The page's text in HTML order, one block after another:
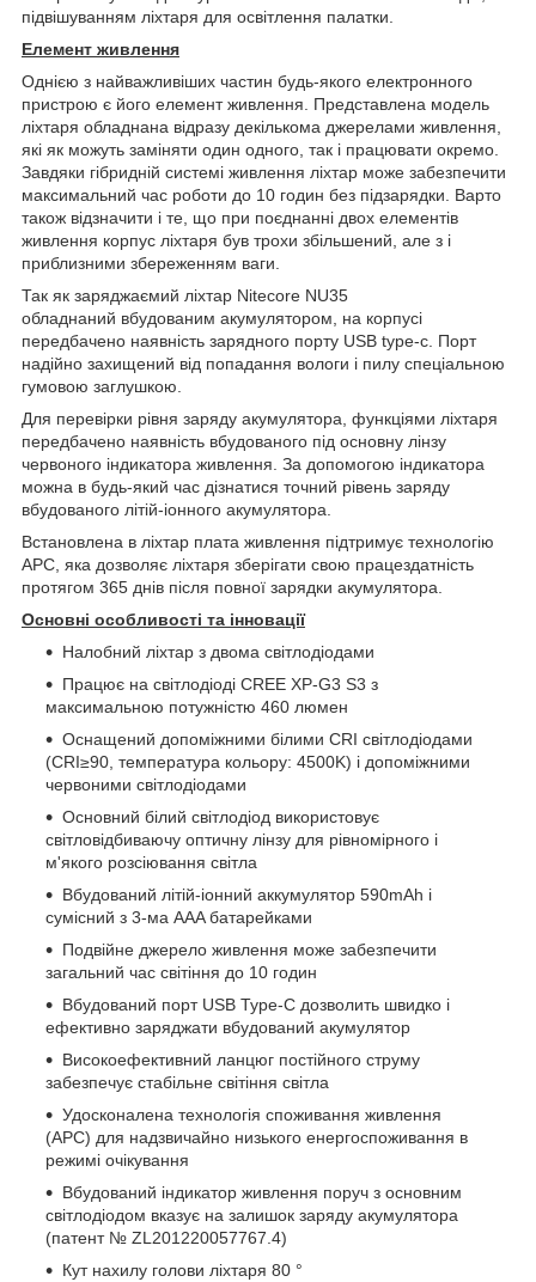
підвішуванням ліхтаря для освітлення палатки.
Елемент живлення
Однією з найважливіших частин будь-якого електронного
пристрою є його елемент живлення. Представлена ​​модель
ліхтаря обладнана відразу декількома джерелами живлення,
які як можуть заміняти один одного, так і працювати окремо.
Завдяки гібридній системі живлення ліхтар може забезпечити
максимальний час роботи до 10 годин без підзарядки. Варто
також відзначити і те, що при поєднанні двох елементів
живлення корпус ліхтаря був трохи збільшений, але з і
приблизними збереженням ваги.
Так як заряджаємий ліхтар Nitecore NU35
обладнаний вбудованим акумулятором, на корпусі
передбачено наявність зарядного порту USB type-c. Порт
надійно захищений від попадання вологи і пилу спеціальною
гумовою заглушкою.
Для перевірки рівня заряду акумулятора, функціями ліхтаря
передбачено наявність вбудованого під основну лінзу
червоного індикатора живлення. За допомогою індикатора
можна в будь-який час дізнатися точний рівень заряду
вбудованого літій-іонного акумулятора.
Встановлена ​​в ліхтар плата живлення підтримує технологію
APC, яка дозволяє ліхтаря зберігати свою працездатність
протягом 365 днів після повної зарядки акумулятора.
Основні особливості та інновації
Налобний ліхтар з двома світлодіодами
Працює на світлодіоді CREE XP-G3 S3 з
максимальною потужністю 460 люмен
Оснащений допоміжними білими CRI світлодіодами
(CRI≥90, температура кольору: 4500K) і допоміжними
червоними світлодіодами
Основний білий світлодіод використовує
світловідбиваючу оптичну лінзу для рівномірного і
м'якого розсіювання світла
Вбудований літій-іонний аккумулятор 590mAh і
сумісний з 3-ма AAA батарейками
Подвійне джерело живлення може забезпечити
загальний час світіння до 10 годин
Вбудований порт USB Type-C дозволить швидко і
ефективно заряджати вбудований акумулятор
Високоефективний ланцюг постійного струму
забезпечує стабільне світіння світла
Удосконалена технологія споживання живлення
(APC) для надзвичайно низького енергоспоживання в
режимі очікування
Вбудований індикатор живлення поруч з основним
світлодіодом вказує на залишок заряду акумулятора
(патент № ZL201220057767.4)
Кут нахилу голови ліхтаря 80 °